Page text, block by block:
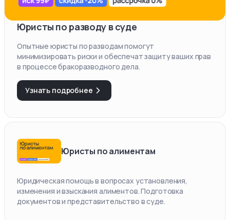
Юристы по разводу в суде
Опытные юристы по разводам помогут
минимизировать риски и обеспечат защиту ваших прав
в процессе бракоразводного дела.
Узнать подробнее
Юристы по алиментам
Юридическая помощь в вопросах установления,
изменения и взыскания алиментов. Подготовка
документов и представительство в суде.